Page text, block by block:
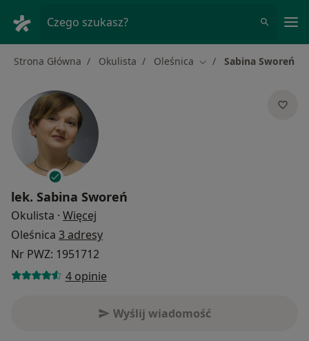
Czego szukasz?
Strona Główna Okulista Oleśnica Zmień miasto
Sabina Sworeń
lek. Sabina Sworeń
Okulista · Więcej
Oleśnica 3 adresy
Nr PWZ: 1951712
4 opinie
Wyślij wiadomość